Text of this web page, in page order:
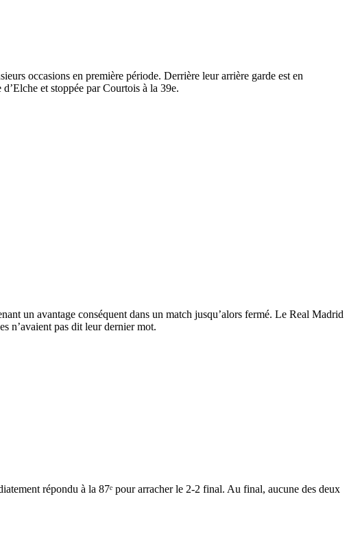
occasions en première période. Derrière leur arrière garde est en
et stoppée par Courtois à la 39e.
un avantage conséquent dans un match jusqu’alors fermé. Le Real Madrid
n’avaient pas dit leur dernier mot.
répondu à la 87ᵉ pour arracher le 2-2 final. Au final, aucune des deux